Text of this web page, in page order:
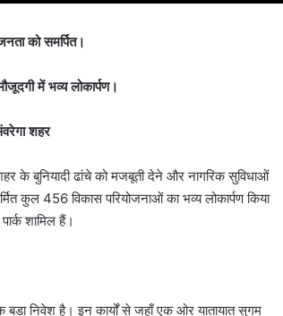
को समर्पित।
में भव्य लोकार्पण।
शहर
बुनियादी ढांचे को मजबूती देने और नागरिक सुविधाओं
कुल 456 विकास परियोजनाओं का भव्य लोकार्पण किया
शामिल हैं।
बड़ा निवेश है। इन कार्यों से जहाँ एक ओर यातायात सुगम